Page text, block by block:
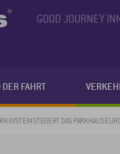
GOOD JOURNEY
FAHRT
SYSTEM STEUERT DAS PARKHAUS